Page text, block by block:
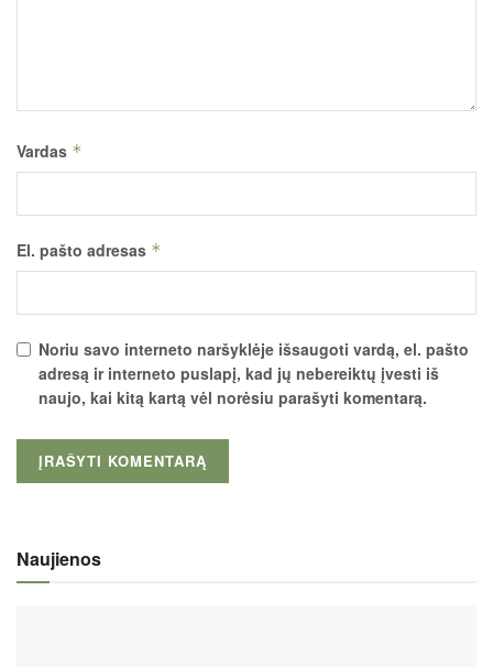
Vardas *
El. pašto adresas *
Noriu savo interneto naršyklėje išsaugoti vardą, el. pašto
adresą ir interneto puslapį, kad jų nebereiktų įvesti iš
naujo, kai kitą kartą vėl norėsiu parašyti komentarą.
Naujienos